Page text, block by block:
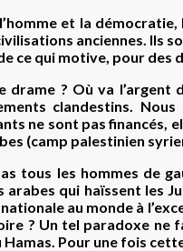
et la
anciennes. Ils
ce qui motive, pour
drame ? Où va l’argent
clandestins.
ne sont pas financés,
(camp palestinien
tous les hommes de
arabes qui haïssent
au monde à
? Un tel paradoxe
Hamas. Pour une fois